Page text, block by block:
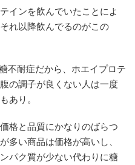
インを飲んでいたことによ
れ以降飲んでるのがこの
不耐症だから、ホエイプロテ
の調子が良くない人は一度
あり。
格と品質にかなりのばらつ
多い商品は価格が高いし、
パク質が少ない代わりに糖